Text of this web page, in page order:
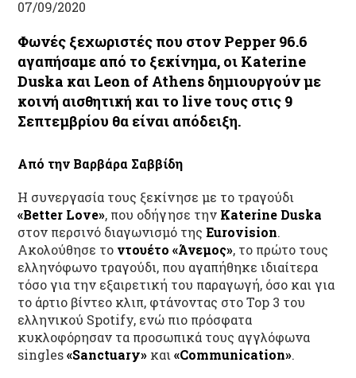
07/09/2020
Φωνές ξεχωριστές που στον Pepper 96.6
αγαπήσαμε από το ξεκίνημα, οι Katerine
Duska και Leon of Athens δημιουργούν με
κοινή αισθητική και το live τους στις 9
Σεπτεμβρίου θα είναι απόδειξη.
Από την Βαρβάρα Σαββίδη
Η συνεργασία τους ξεκίνησε με το τραγούδι
«Better Love», που οδήγησε την Katerine Duska
στον περσινό διαγωνισμό τηςEurovision.
Ακολούθησε το ντουέτο «Άνεμος», το πρώτο τους
ελληνόφωνο τραγούδι, που αγαπήθηκε ιδιαίτερα
τόσο για την εξαιρετική του παραγωγή, όσο και για
το άρτιο βίντεο κλιπ, φτάνοντας στο Top 3 του
ελληνικού Spotify, ενώ πιο πρόσφατα
κυκλοφόρησαν τα προσωπικά τους αγγλόφωνα
singles«Sanctuary» και«Communication».